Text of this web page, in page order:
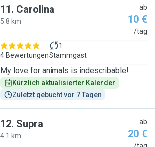
11. Carolina
5.8 km
ab
10 €
/tag
4 Bewertungen
1
Stammgast
My love for animals is indescribable!
Kürzlich aktualisierter Kalender
Zuletzt gebucht vor 7 Tagen
12. Supra
4.1 km
ab
20 €